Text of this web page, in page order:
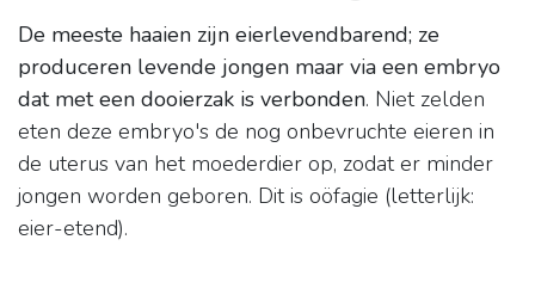
De meeste haaien zijn eierlevendbarend; ze
produceren levende jongen maar via een embryo
dat met een dooierzak is verbonden. Niet zelden
eten deze embryo's de nog onbevruchte eieren in
de uterus van het moederdier op, zodat er minder
jongen worden geboren. Dit is oöfagie (letterlijk:
eier-etend).